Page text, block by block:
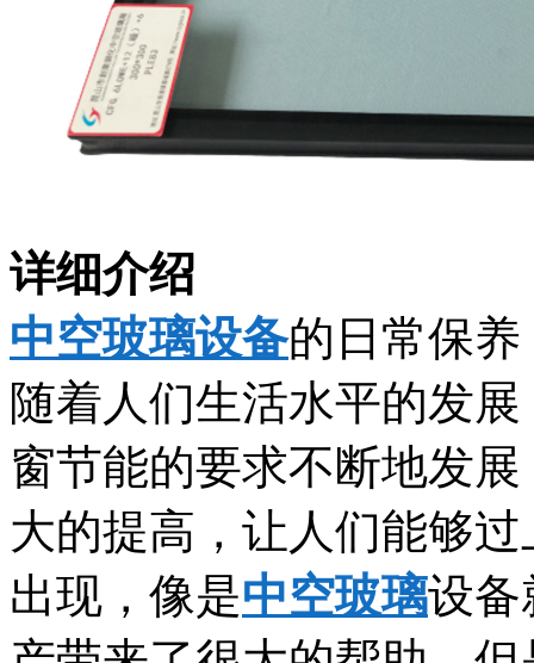
详细介绍
中空玻璃设备的日常保养
随着人们生活水平的发
窗节能的要求不断地发
大的提高，让人们能够
出现，像是中空玻璃设备